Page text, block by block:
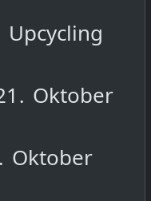
Oktober
Oktober